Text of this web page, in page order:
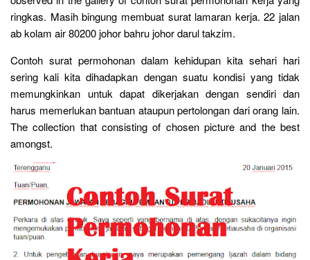
ringkas. Masih bingung membuat surat lamaran kerja. 22 jalan
ab kolam air 80200 johor bahru johor darul takzim.
Contoh surat permohonan dalam kehidupan kita sehari hari
sering kali kita dihadapkan dengan suatu kondisi yang tidak
memungkinkan untuk dapat dikerjakan dengan sendiri dan
harus memerlukan bantuan ataupun pertolongan dari orang lain.
The collection that consisting of chosen picture and the best
amongst.